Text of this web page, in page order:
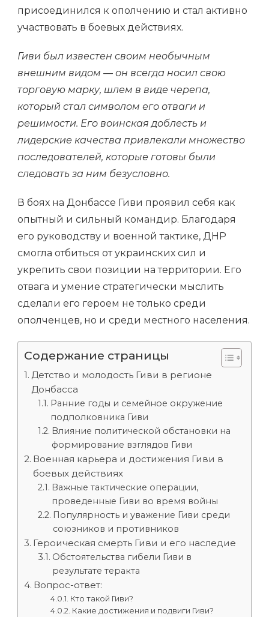
присоединился к ополчению и стал активно
участвовать в боевых действиях.
Гиви был известен своим необычным
внешним видом — он всегда носил свою
торговую марку, шлем в виде черепа,
который стал символом его отваги и
решимости. Его воинская доблесть и
лидерские качества привлекали множество
последователей, которые готовы были
следовать за ним безусловно.
В боях на Донбассе Гиви проявил себя как
опытный и сильный командир. Благодаря
его руководству и военной тактике, ДНР
смогла отбиться от украинских сил и
укрепить свои позиции на территории. Его
отвага и умение стратегически мыслить
сделали его героем не только среди
ополченцев, но и среди местного населения.
Содержание страницы
Детство и молодость Гиви в регионе
Донбасса
Ранние годы и семейное окружение
подполковника Гиви
Влияние политической обстановки на
формирование взглядов Гиви
Военная карьера и достижения Гиви в
боевых действиях
Важные тактические операции,
проведенные Гиви во время войны
Популярность и уважение Гиви среди
союзников и противников
Героическая смерть Гиви и его наследие
Обстоятельства гибели Гиви в
результате теракта
Вопрос-ответ:
Кто такой Гиви?
Какие достижения и подвиги Гиви?